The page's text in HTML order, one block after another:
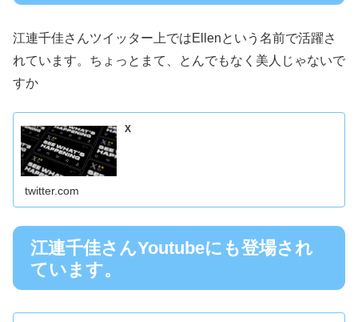
江連千佳さんツイッター上ではEllenという名前で活躍さ
れています。ちょっとまて、とんでもなく美人じゃないで
すか
X
twitter.com
江連千佳さんYoutubeにも登場され
ています。